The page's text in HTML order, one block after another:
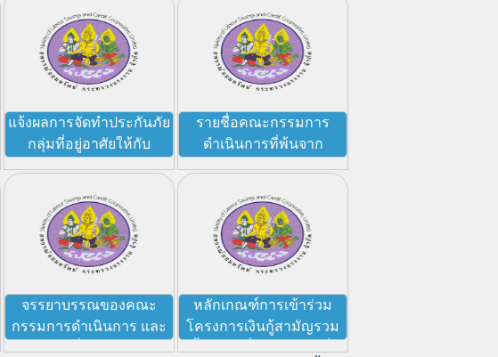
แจ้งผลการจัดทำประกันภัย
กลุ่มที่อยู่อาศัยให้กับ
รายชื่อคณะกรรมการ
ดำเนินการที่พ้นจาก
จรรยาบรรณของคณะ
กรรมการดำเนินการ และ
หลักเกณฑ์การเข้าร่วม
โครงการเงินกู้สามัญรวม